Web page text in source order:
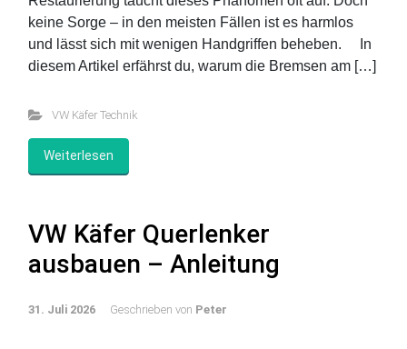
keine Sorge – in den meisten Fällen ist es harmlos
und lässt sich mit wenigen Handgriffen beheben. In
diesem Artikel erfährst du, warum die Bremsen am […]
VW Käfer Technik
Weiterlesen
VW Käfer Querlenker
ausbauen – Anleitung
31. Juli 2026 Geschrieben von Peter